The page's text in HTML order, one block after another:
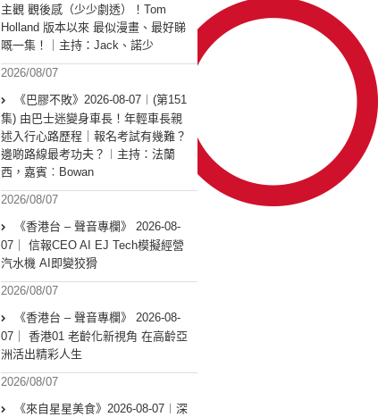
主觀 觀後感（少少劇透）！Tom
Holland 版本以來 最似漫畫、最好睇
嘅一集！｜主持：Jack、諾少
2026/08/07
《巴膠不敗》2026-08-07︱(第151
集) 由巴士迷變身車長！年輕車長親
述入行心路歷程｜報名考試有幾難？
邊啲路線最考功夫？︱主持：法蘭
西，嘉賓︰Bowan
2026/08/07
《香港台 – 聲音專欄》 2026-08-
07｜ 信報CEO AI EJ Tech模擬經營
汽水機 AI即變狡猾
2026/08/07
《香港台 – 聲音專欄》 2026-08-
07｜ 香港01 老齡化新視角 在高齡亞
洲活出精彩人生
2026/08/07
《來自星星美食》2026-08-07︱深